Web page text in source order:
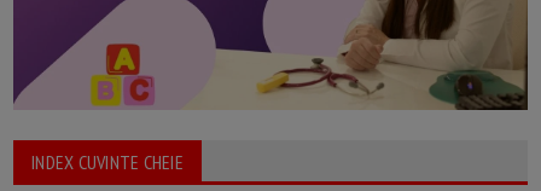
INDEX CUVINTE CHEIE